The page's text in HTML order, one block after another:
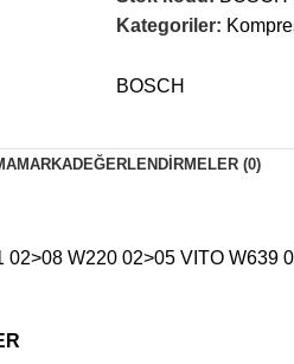
Kategoriler:
BOSCH
MARKADEĞERLENDIRMELER (0)
W220 02>05 VITO